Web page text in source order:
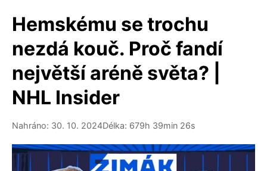
Hemskému se trochu
nezdá kouč. Proč fandí
největší aréně světa? |
NHL Insider
Nahráno: 30. 10. 2024Délka: 679h 39min 26s